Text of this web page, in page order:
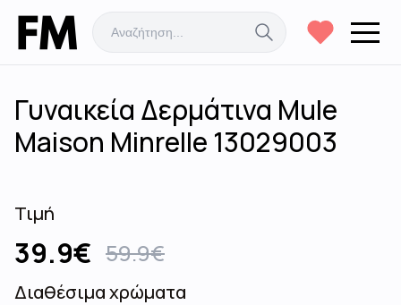
Γυναικεία Δερμάτινα Mule
Maison Minrelle 13029003
Τιμή
39.9€ 59.9€
Διαθέσιμα χρώματα